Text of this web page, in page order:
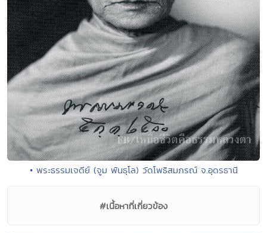
• พระธรรมเจดีย์ (จูม พันธุโล) วัดโพธิสมภรณ์ จ.อุดรธานี
#เนื้อหาที่เกี่ยวข้อง